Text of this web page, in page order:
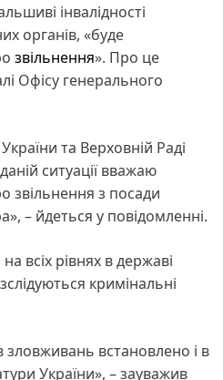
інвалідності
органів, «буде
звільнення». Про це
Офісу генерального
та Верховній Раді
ситуації вважаю
звільнення з посади
– йдеться у повідомленні.
всіх рівнях в державі
кримінальні
зловживань встановлено і в
України», – зауважив